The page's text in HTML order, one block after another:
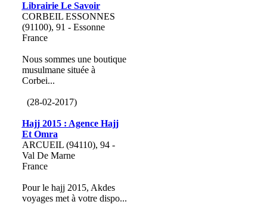
Librairie Le Savoir
CORBEIL ESSONNES
(91100), 91 - Essonne
France
Nous sommes une boutique
musulmane située à
Corbei...
(28-02-2017)
Hajj 2015 : Agence Hajj
Et Omra
ARCUEIL (94110), 94 -
Val De Marne
France
Pour le hajj 2015, Akdes
voyages met à votre dispo...